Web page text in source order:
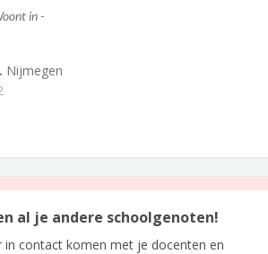
in -
Nijmegen
al je andere schoolgenoten!
in contact komen met je docenten en